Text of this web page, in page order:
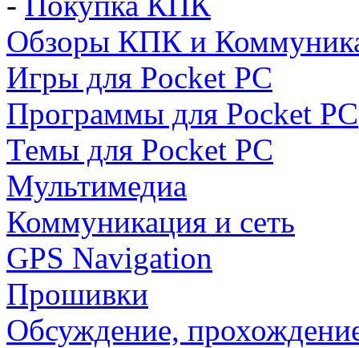
Обзоры КПК и
Игры для Pocket PC
Программы для Pocket PC
Темы для Pocket PC
Мультимедиа
Коммуникация и сеть
GPS Navigation
Прошивки
Обсуждение,